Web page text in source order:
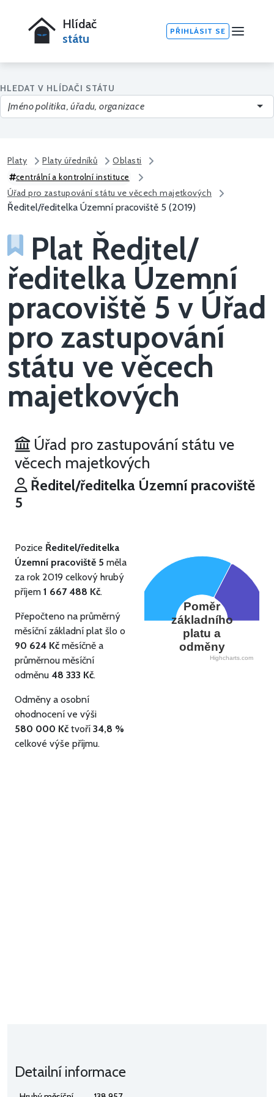
Hlídač
státu
PŘIHLÁSIT SE
HLEDAT V HLÍDAČI STÁTU
Platy Platy úředníků Oblasti
centrální a kontrolní instituce
Úřad pro zastupování státu ve věcech majetkových
Ředitel/ředitelka Územní pracoviště 5 (2019)
Plat Ředitel/
ředitelka Územní
pracoviště 5 v Úřad
pro zastupování
státu ve věcech
majetkových
Úřad pro zastupování státu ve
věcech majetkových
Ředitel/ředitelka Územní pracoviště
5
Pozice Ředitel/ředitelka
Územní pracoviště 5 měla
za rok 2019 celkový hrubý
příjem 1 667 488 Kč.
Přepočteno na průměrný
měsíční základní plat šlo o
90 624 Kč měsíčně a
průměrnou měsíční
odměnu 48 333 Kč.
Odměny a osobní
ohodnocení ve výši
580 000 Kč tvoří 34,8 %
celkové výše příjmu.
Poměr
základního
platu a
odměny
Highcharts.com
Detailní informace